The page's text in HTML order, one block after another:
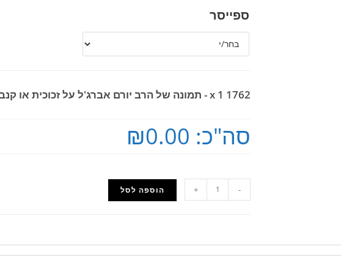
ספייסר
x 1 1762 - תמונה של הרב יורם אברג'ל על זכוכית או קנבס
סה"כ: ₪0.00
-
+ הוספה לסל